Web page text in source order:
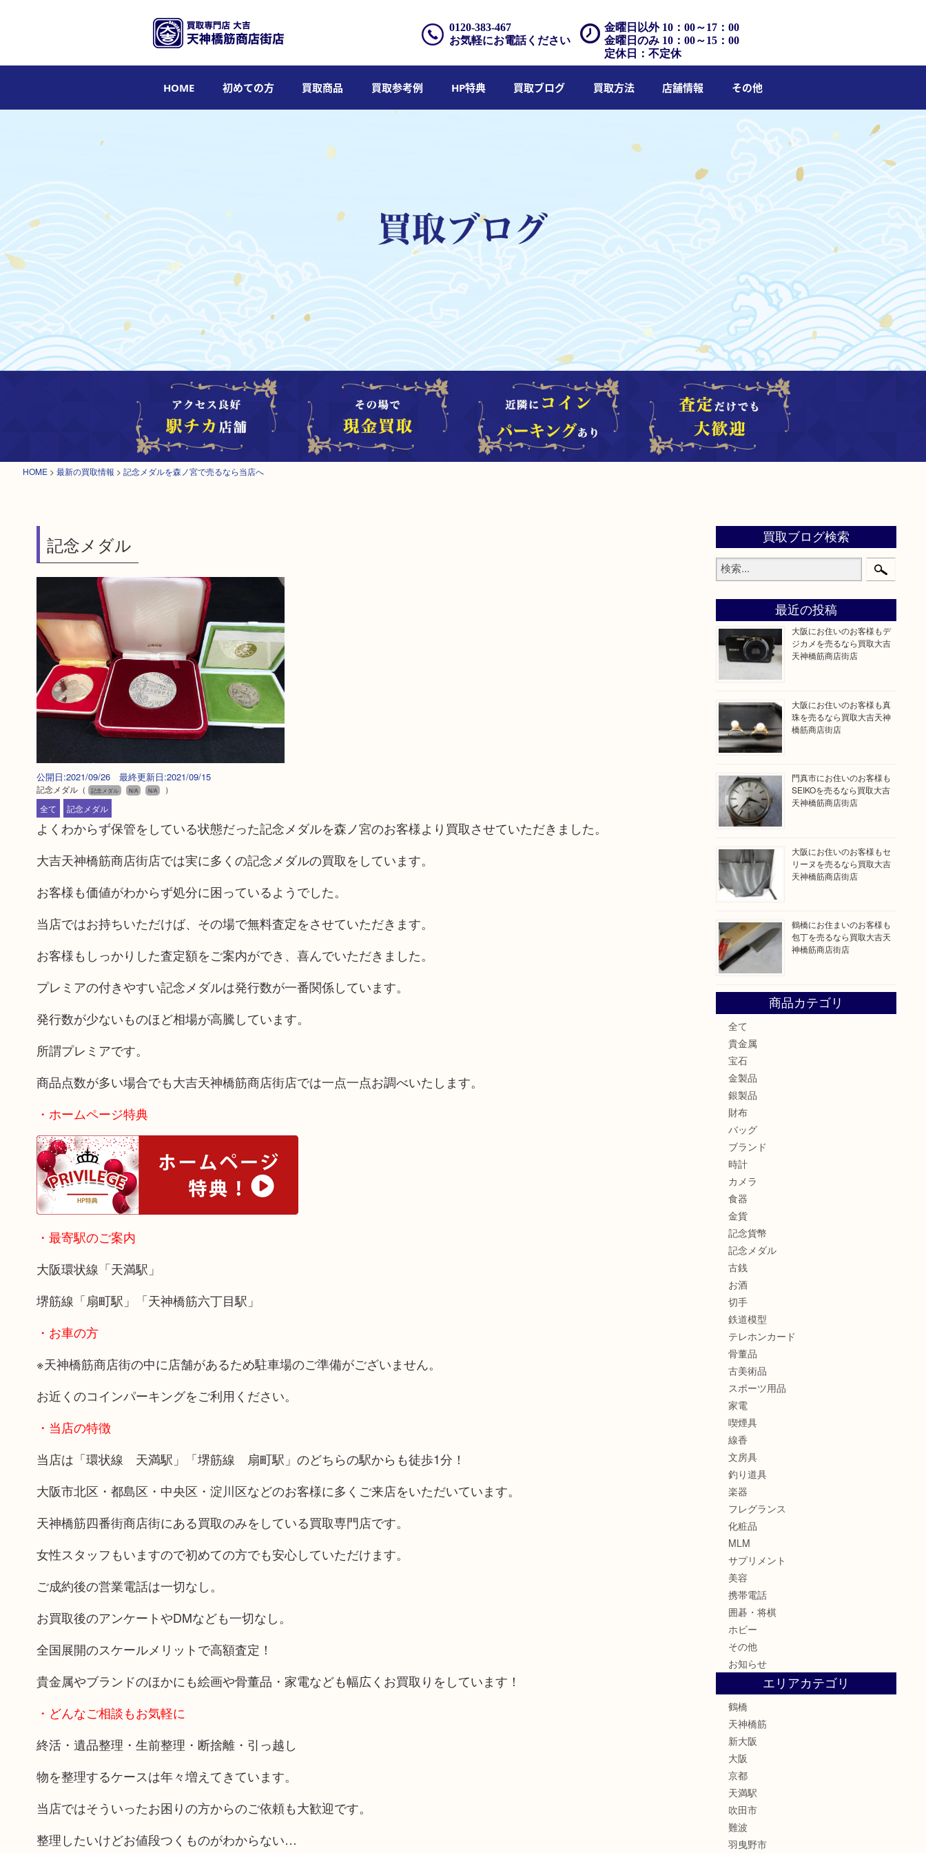
金曜日以外 10：00～17：00
金曜日のみ 10：00～15：00
定休日：不定休
0120-383-467
お気軽にお電話ください
HOME 初めての方 買取商品 買取参考例 HP特典 買取ブログ 買取方法 店舗情報 その他
HOME > 最新の買取情報 > 記念メダルを森ノ宮で売るなら当店へ
記念メダル
公開日:2021/09/26 最終更新日:2021/09/15
記念メダル（ 記念メダル N/A N/A
）
全て
記念メダル
よくわからず保管をしている状態だった記念メダルを森ノ宮のお客様より買取させていただきました。
大吉天神橋筋商店街店では実に多くの記念メダルの買取をしています。
お客様も価値がわからず処分に困っているようでした。
当店ではお持ちいただけば、その場で無料査定をさせていただきます。
お客様もしっかりした査定額をご案内ができ、喜んでいただきました。
プレミアの付きやすい記念メダルは発行数が一番関係しています。
発行数が少ないものほど相場が高騰しています。
所謂プレミアです。
商品点数が多い場合でも大吉天神橋筋商店街店では一点一点お調べいたします。
・ホームページ特典
・最寄駅のご案内
大阪環状線「天満駅」
堺筋線「扇町駅」「天神橋筋六丁目駅」
・お車の方
※天神橋筋商店街の中に店舗があるため駐車場のご準備がございません。
お近くのコインパーキングをご利用ください。
・当店の特徴
当店は「環状線 天満駅」「堺筋線 扇町駅」のどちらの駅からも徒歩1分！
大阪市北区・都島区・中央区・淀川区などのお客様に多くご来店をいただいています。
天神橋筋四番街商店街にある買取のみをしている買取専門店です。
女性スタッフもいますので初めての方でも安心していただけます。
ご成約後の営業電話は一切なし。
お買取後のアンケートやDMなども一切なし。
全国展開のスケールメリットで高額査定！
貴金属やブランドのほかにも絵画や骨董品・家電なども幅広くお買取りをしています！
・どんなご相談もお気軽に
終活・遺品整理・生前整理・断捨離・引っ越し
物を整理するケースは年々増えてきています。
当店ではそういったお困りの方からのご依頼も大歓迎です。
整理したいけどお値段つくものがわからない…
買取ブログ検索
最近の投稿
大阪にお住いのお客様もデ
ジカメを売るなら買取大吉
天神橋筋商店街店
大阪にお住いのお客様も真
珠を売るなら買取大吉天神
橋筋商店街店
門真市にお住いのお客様も
SEIKOを売るなら買取大吉
天神橋筋商店街店
大阪にお住いのお客様もセ
リーヌを売るなら買取大吉
天神橋筋商店街店
鶴橋にお住まいのお客様も
包丁を売るなら買取大吉天
神橋筋商店街店
商品カテゴリ
全て
貴金属
宝石
金製品
銀製品
財布
バッグ
ブランド
時計
カメラ
食器
金貨
記念貨幣
記念メダル
古銭
お酒
切手
鉄道模型
テレホンカード
骨董品
古美術品
スポーツ用品
家電
喫煙具
線香
文房具
釣り道具
楽器
フレグランス
化粧品
MLM
サプリメント
美容
携帯電話
囲碁・将棋
ホビー
その他
お知らせ
エリアカテゴリ
鶴橋
天神橋筋
新大阪
大阪
京都
天満駅
吹田市
難波
羽曳野市